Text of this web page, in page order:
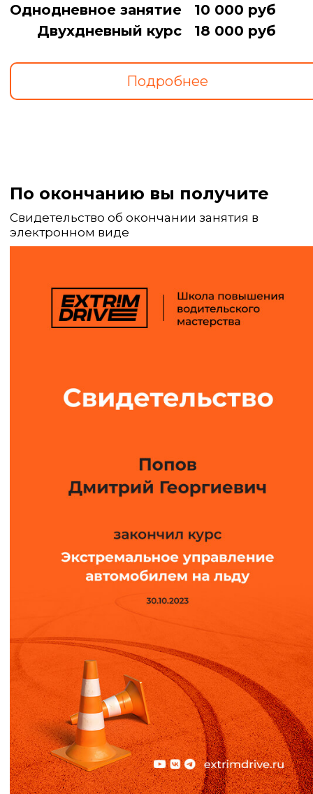
Однодневное занятие
10 000 руб
Двухдневный курс
18 000 руб
По окончанию вы получите
Свидетельство об окончании занятия в
электронном виде